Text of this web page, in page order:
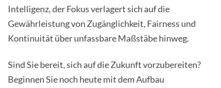
Intelligenz, der Fokus verlagert sich auf die
Gewährleistung von Zugänglichkeit, Fairness und
Kontinuität über unfassbare Maßstäbe hinweg.
Sind Sie bereit, sich auf die Zukunft vorzubereiten?
Beginnen Sie noch heute mit dem Aufbau